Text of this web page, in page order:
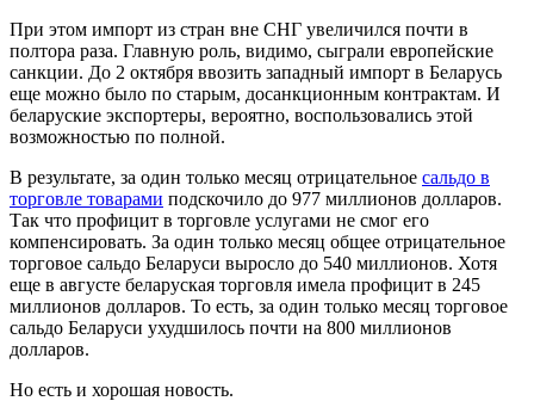
При этом импорт из стран вне СНГ увеличился почти в
полтора раза. Главную роль, видимо, сыграли европейские
санкции. До 2 октября ввозить западный импорт в Беларусь
еще можно было по старым, досанкционным контрактам. И
беларуские экспортеры, вероятно, воспользовались этой
возможностью по полной.
В результате, за один только месяц отрицательное сальдо в
торговле товарами подскочило до 977 миллионов долларов.
Так что профицит в торговле услугами не смог его
компенсировать. За один только месяц общее отрицательное
торговое сальдо Беларуси выросло до 540 миллионов. Хотя
еще в августе беларуская торговля имела профицит в 245
миллионов долларов. То есть, за один только месяц торговое
сальдо Беларуси ухудшилось почти на 800 миллионов
долларов.
Но есть и хорошая новость.